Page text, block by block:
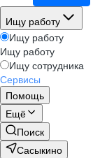
Ищу работу
Ищу работу
Ищу работу
Ищу сотрудника
Сервисы
Помощь
Ещё
Поиск
Сасыкино